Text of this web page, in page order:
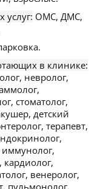
услуг: ОМС, ДМС,
в клинике:
невролог,
стоматолог,
детский
терапевт,
иммунолог,
кардиолог,
венеролог,
пульмонолог,